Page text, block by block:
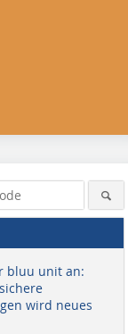
bluu unit an:
wird neues